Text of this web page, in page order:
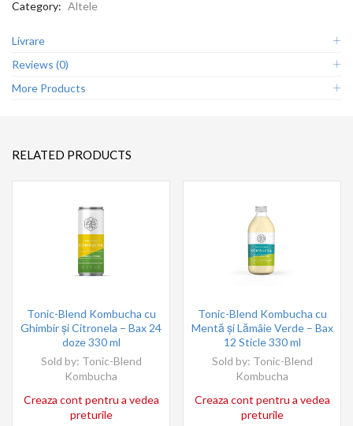
Category: Altele
Livrare
Reviews (0)
More Products
RELATED PRODUCTS
Tonic-Blend Kombucha cu
Ghimbir și Citronela – Bax 24
doze 330 ml
Sold by: Tonic-Blend
Kombucha
Creaza cont pentru a vedea
preturile
Tonic-Blend Kombucha cu
Mentă și Lămâie Verde – Bax
12 Sticle 330 ml
Sold by: Tonic-Blend
Kombucha
Creaza cont pentru a vedea
preturile